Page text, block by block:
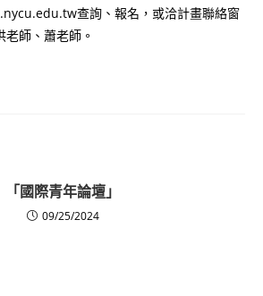
查詢、報名，或洽計畫聯絡窗
師、蕭老師。
「國際青年論壇」
09/25/2024